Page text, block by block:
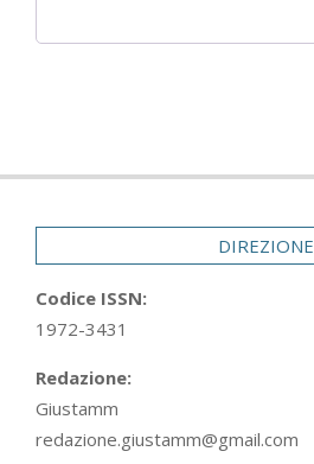
05-
DIREZIONE
Codice ISSN:
1972-3431
Redazione:
Giustamm
redazione.giustamm@gmail.com